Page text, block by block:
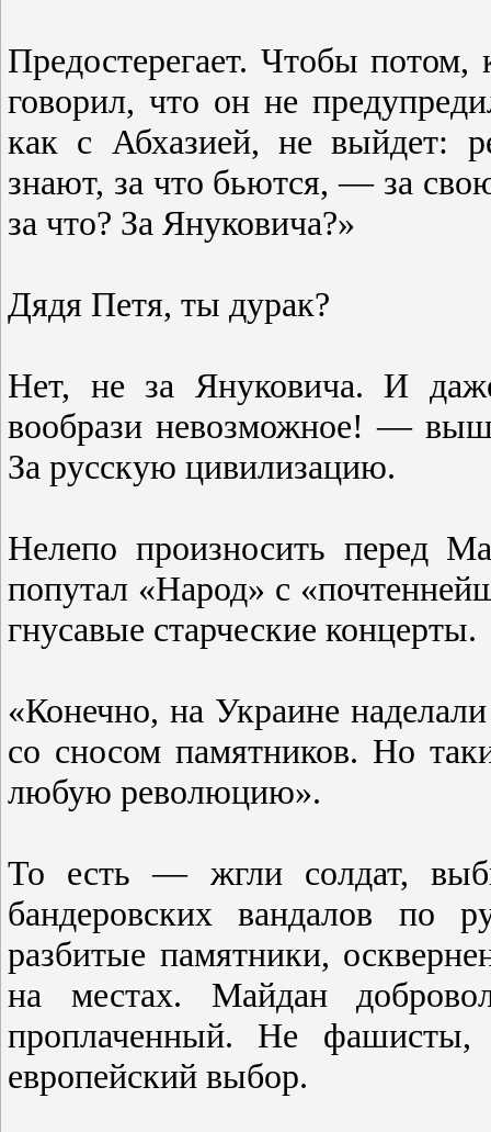
Предостерегает. Чтобы потом,
говорил, что он не
как с Абхазией, не выйдет:
знают, за что бьются, — за
за что? За Януковича?»
Дядя Петя, ты дурак?
Нет, не за Януковича. И
вообрази невозможное! —
За русскую цивилизацию.
Нелепо произносить перед
попутал «Народ» с
гнусавые старческие концерты.
«Конечно, на Украине
со сносом памятников. Но
любую революцию».
То есть — жгли солдат,
бандеровских вандалов по
разбитые памятники,
на местах. Майдан
проплаченный. Не фашисты,
европейский выбор.